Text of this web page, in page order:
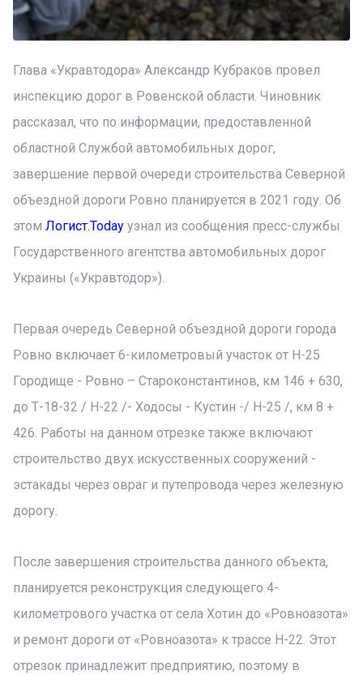
Глава «Укравтодора» Александр Кубраков провел
инспекцию дорог в Ровенской области. Чиновник
рассказал, что по информации, предоставленной
областной Службой автомобильных дорог,
завершение первой очереди строительства Северной
объездной дороги Ровно планируется в 2021 году. Об
этом Логист.Today узнал из сообщения пресс-службы
Государственного агентства автомобильных дорог
Украины («Укравтодор»).
Первая очередь Северной объездной дороги города
Ровно включает 6-километровый участок от Н-25
Городище - Ровно – Староконстантинов, км 146 + 630,
до Т-18-32 / Н-22 /- Ходосы - Кустин -/ Н-25 /, км 8 +
426. Работы на данном отрезке также включают
строительство двух искусственных сооружений -
эстакады через овраг и путепровода через железную
дорогу.
После завершения строительства данного объекта,
планируется реконструкция следующего 4-
километрового участка от села Хотин до «Ровноазота»
и ремонт дороги от «Ровноазота» к трассе Н-22. Этот
отрезок принадлежит предприятию, поэтому в